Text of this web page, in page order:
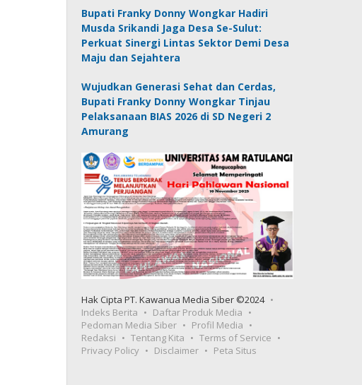
Bupati Franky Donny Wongkar Hadiri
Musda Srikandi Jaga Desa Se-Sulut:
Perkuat Sinergi Lintas Sektor Demi Desa
Maju dan Sejahtera
Wujudkan Generasi Sehat dan Cerdas,
Bupati Franky Donny Wongkar Tinjau
Pelaksanaan BIAS 2026 di SD Negeri 2
Amurang
Hak Cipta PT. Kawanua Media Siber ©2024
Indeks Berita
Daftar Produk Media
Pedoman Media Siber
Profil Media
Redaksi
Tentang Kita
Terms of Service
Privacy Policy
Disclaimer Peta Situs